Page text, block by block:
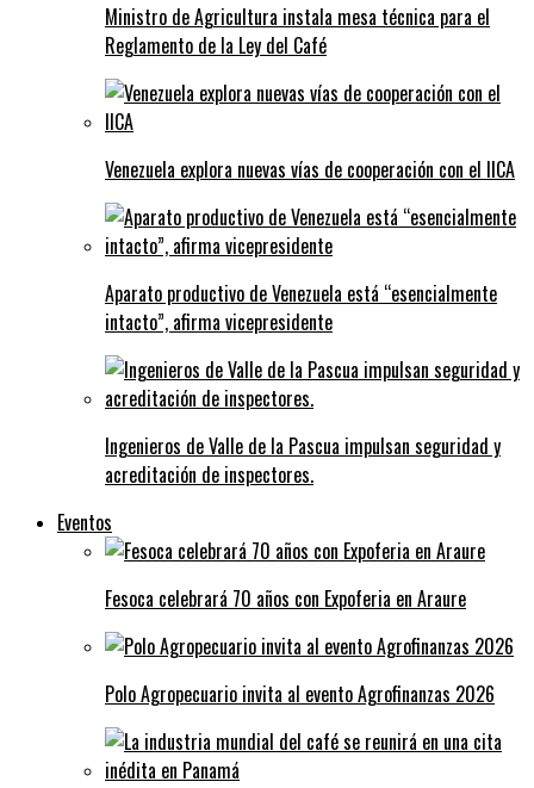
Ministro de Agricultura instala mesa técnica para el
Reglamento de la Ley del Café
Venezuela explora nuevas vías de cooperación con el IICA
Aparato productivo de Venezuela está “esencialmente
intacto”, afirma vicepresidente
Ingenieros de Valle de la Pascua impulsan seguridad y
acreditación de inspectores.
Eventos
Fesoca celebrará 70 años con Expoferia en Araure
Polo Agropecuario invita al evento Agrofinanzas 2026